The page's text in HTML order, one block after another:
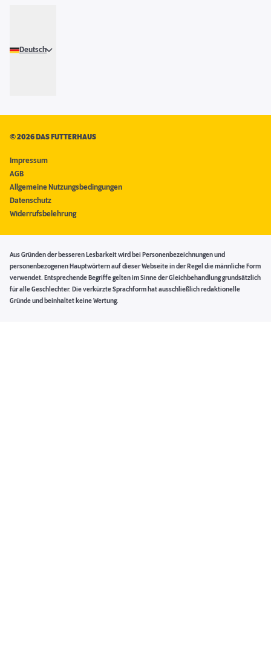
Deutsch
©2026 DAS FUTTERHAUS
Impressum
AGB
Allgemeine Nutzungsbedingungen
Datenschutz
Widerrufsbelehrung
Aus Gründen der besseren Lesbarkeit wird bei Personenbezeichnungen und
personenbezogenen Hauptwörtern auf dieser Webseite in der Regel die männliche Form
verwendet. Entsprechende Begriffe gelten im Sinne der Gleichbehandlung grundsätzlich
für alle Geschlechter. Die verkürzte Sprachform hat ausschließlich redaktionelle
Gründe und beinhaltet keine Wertung.